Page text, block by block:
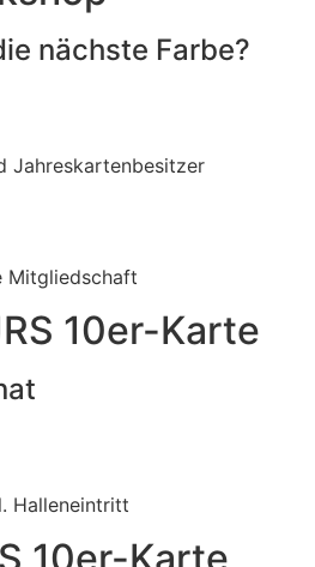
nächste Farbe?
Jahreskartenbesitzer
Mitgliedschaft
10er-Karte
Halleneintritt